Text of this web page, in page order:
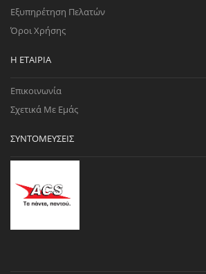
Εξυπηρέτηση Πελατών
Όροι Χρήσης
Η ΕΤΑΙΡΊΑ
Επικοινωνία
Σχετικά Με Εμάς
ΣΥΝΤΟΜΕΎΣΕΙΣ